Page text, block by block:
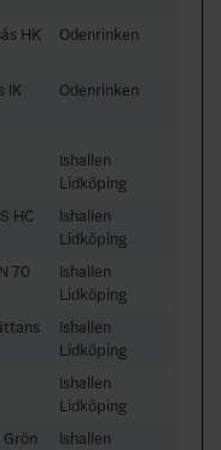
HK
Odenrinken
IK Odenrinken
Ishallen
Lidköping
HC
Ishallen
Lidköping
70
Ishallen
Lidköping
Ishallen
Lidköping
Ishallen
Lidköping
Ishallen